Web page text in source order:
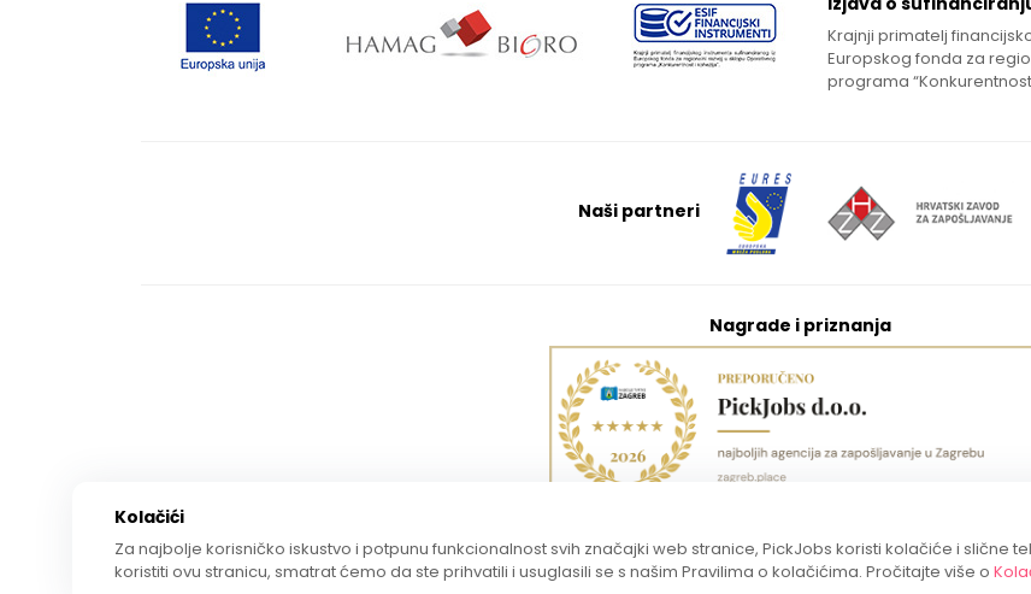
Krajnji primatelj
Europskog fonda za
programa
Naši partneri
Nagrade i priznanja
Kolačići
Za najbolje korisničko iskustvo i potpunu funkcionalnost svih značajki web stranice, PickJobs koristi kolačiće i slične
koristiti ovu stranicu, smatrat ćemo da ste prihvatili i usuglasili se s našim Pravilima o kolačićima. Pročitajte više o